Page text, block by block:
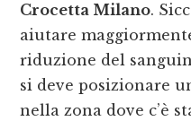
Crocetta Milano.
aiutare
riduzione del
si deve posizionare
nella zona dove c’è